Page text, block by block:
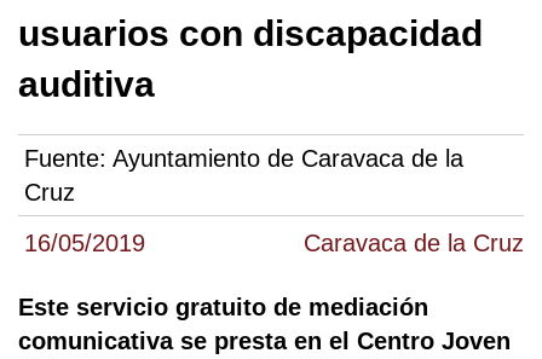
16/05/2019 Caravaca de la Cruz
usuarios con discapacidad
auditiva
Fuente: Ayuntamiento de Caravaca de la
Cruz
Este servicio gratuito de mediación
comunicativa se presta en el Centro Joven